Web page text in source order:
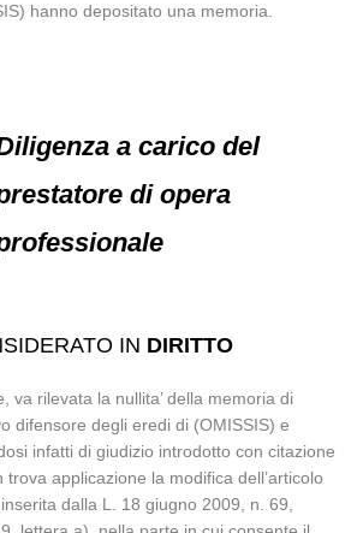
hanno depositato una memoria.
a carico del
di opera
IN DIRITTO
va rilevata la nullita’ della memoria di
difensore degli eredi di (OMISSIS) e
infatti di giudizio introdotto con citazione
applicazione la modifica dell’articolo
dalla L. 18 giugno 2009, n. 69,